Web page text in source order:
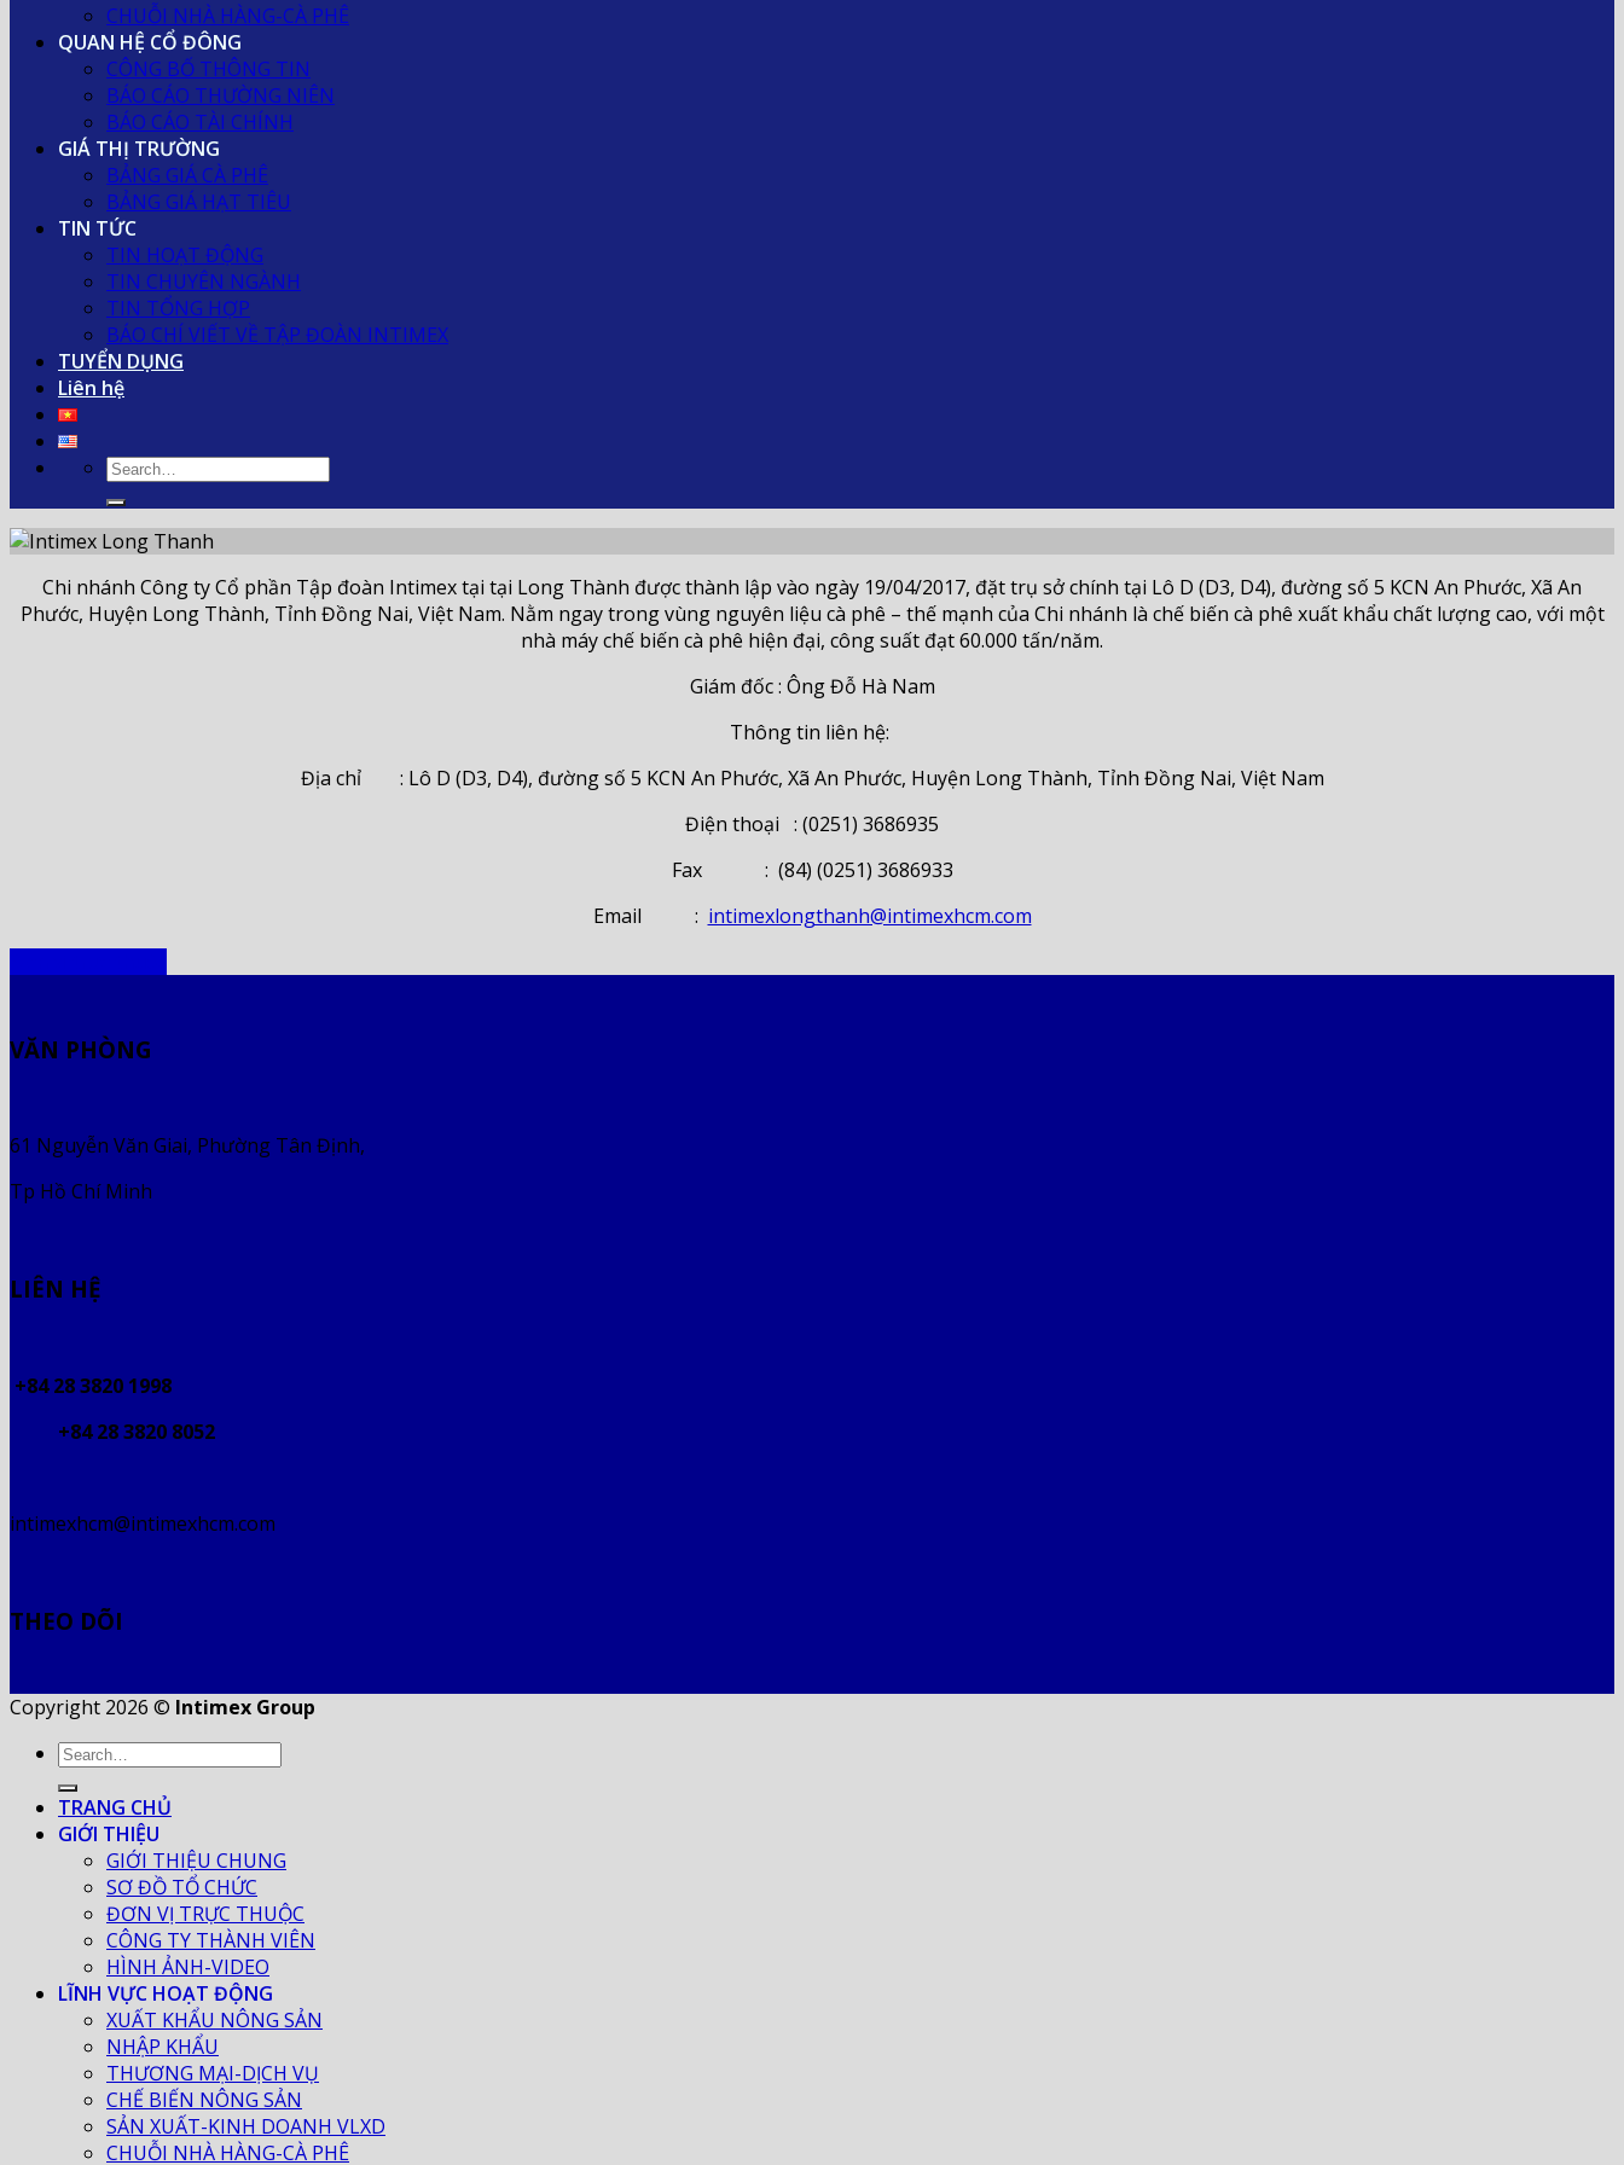
CHUỖI NHÀ HÀNG-CÀ PHÊ
QUAN HỆ CỔ ĐÔNG
CÔNG BỐ THÔNG TIN
BÁO CÁO THƯỜNG NIÊN
BÁO CÁO TÀI CHÍNH
GIÁ THỊ TRƯỜNG
BẢNG GIÁ CÀ PHÊ
BẢNG GIÁ HẠT TIÊU
TIN TỨC
TIN HOẠT ĐỘNG
TIN CHUYÊN NGÀNH
TIN TỔNG HỢP
BÁO CHÍ VIẾT VỀ TẬP ĐOÀN INTIMEX
TUYỂN DỤNG
Liên hệ
Chi nhánh Công ty Cổ phần Tập đoàn Intimex tại tại Long Thành được thành lập vào ngày 19/04/2017, đặt trụ sở chính tại Lô D (D3, D4), đường số 5 KCN An Phước, Xã An
Phước, Huyện Long Thành, Tỉnh Đồng Nai, Việt Nam. Nằm ngay trong vùng nguyên liệu cà phê – thế mạnh của Chi nhánh là chế biến cà phê xuất khẩu chất lượng cao, với một
nhà máy chế biến cà phê hiện đại, công suất đạt 60.000 tấn/năm.
Giám đốc : Ông Đỗ Hà Nam
Thông tin liên hệ:
Địa chỉ : Lô D (D3, D4), đường số 5 KCN An Phước, Xã An Phước, Huyện Long Thành, Tỉnh Đồng Nai, Việt Nam
Điện thoại : (0251) 3686935
Fax : (84) (0251) 3686933
Email : intimexlongthanh@intimexhcm.com
VĂN PHÒNG
61 Nguyễn Văn Giai, Phường Tân Định,
Tp Hồ Chí Minh
LIÊN HỆ
+84 28 3820 1998
+84 28 3820 8052
intimexhcm@intimexhcm.com
THEO DÕI
Copyright 2026 © Intimex Group
TRANG CHỦ
GIỚI THIỆU
GIỚI THIỆU CHUNG
SƠ ĐỒ TỔ CHỨC
ĐƠN VỊ TRỰC THUỘC
CÔNG TY THÀNH VIÊN
HÌNH ẢNH-VIDEO
LĨNH VỰC HOẠT ĐỘNG
XUẤT KHẨU NÔNG SẢN
NHẬP KHẨU
THƯƠNG MẠI-DỊCH VỤ
CHẾ BIẾN NÔNG SẢN
SẢN XUẤT-KINH DOANH VLXD
CHUỖI NHÀ HÀNG-CÀ PHÊ